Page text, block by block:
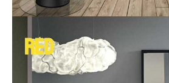
RED